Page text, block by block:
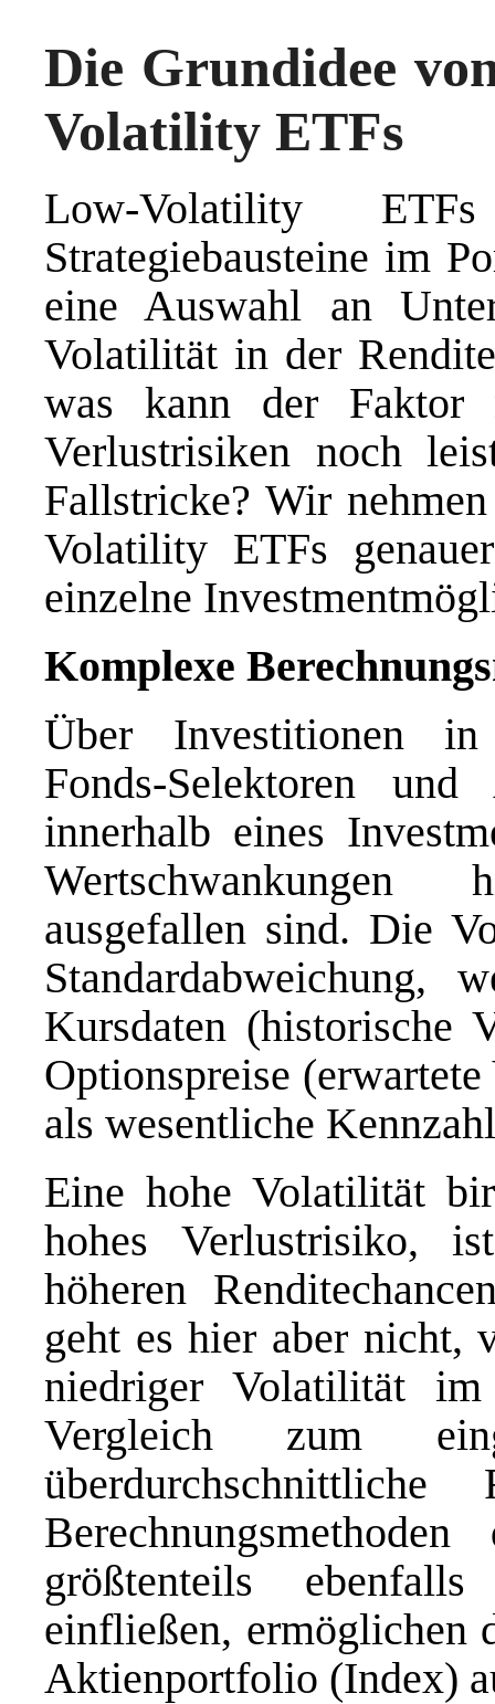
Die Grundidee
Volatility ETFs
Low-Volatility
Strategiebausteine im
eine Auswahl an
Volatilität in der
was kann der Faktor
Verlustrisiken noch
Fallstricke? Wir
Volatility ETFs
einzelne
Komplexe
Über Investitionen in
Fonds-Selektoren
innerhalb eines
ausgefallen sind. Die
Standardabweichung,
Kursdaten (historische
Optionspreise
als wesentliche
Eine hohe Volatilität
hohes Verlustrisiko,
höheren
geht es hier aber nicht,
niedriger Volatilität
Vergleich zum
größtenteils
einfließen, ermöglichen
Aktienportfolio (Index)